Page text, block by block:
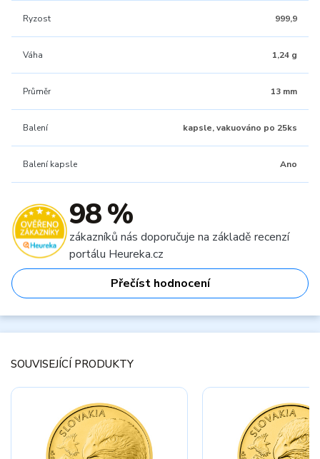
Ryzost 999,9
Váha 1,24 g
Průměr 13 mm
Balení kapsle, vakuováno po 25ks
Balení kapsle Ano
98 %
zákazníků nás doporučuje na základě recenzí
portálu Heureka.cz
Přečíst hodnocení
SOUVISEJÍCÍ PRODUKTY